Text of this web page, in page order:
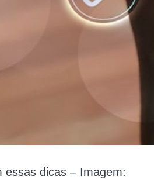
essas dicas – Imagem: